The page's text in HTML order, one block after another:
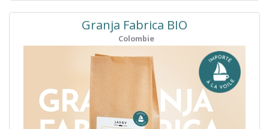
Granja Fabrica BIO
Colombie